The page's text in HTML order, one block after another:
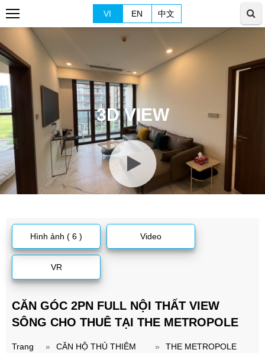
VI EN 中文
3D VIEW
Hình ảnh ( 6 ) Video
VR
CĂN GÓC 2PN FULL NỘI THẤT VIEW
SÔNG CHO THUÊ TẠI THE METROPOLE
Trang
»
CĂN HỘ THỦ THIÊM
»
THE METROPOLE